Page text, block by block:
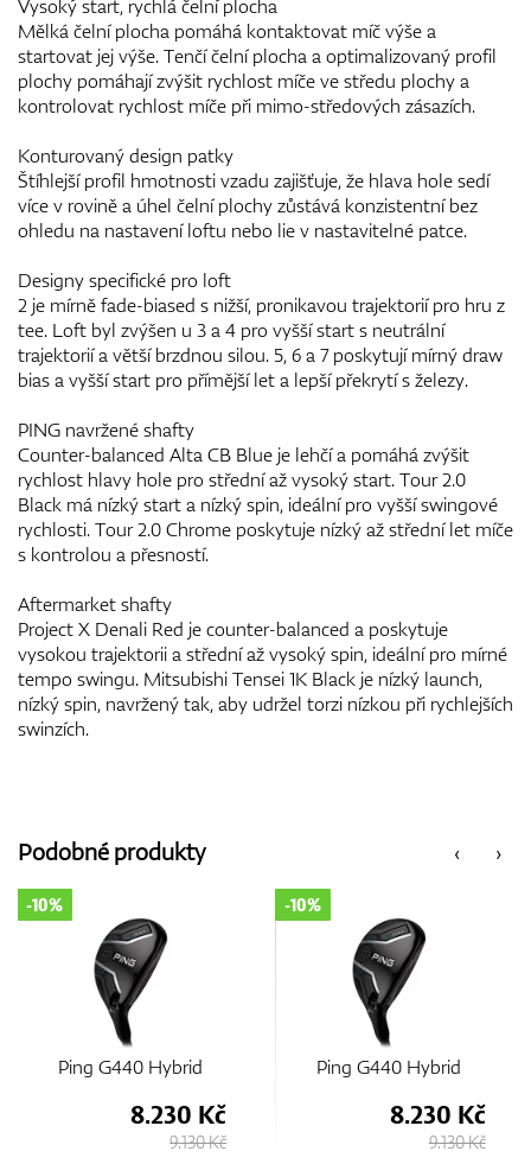
Vysoký start, rychlá čelní plocha
Mělká čelní plocha pomáhá kontaktovat míč výše a
startovat jej výše. Tenčí čelní plocha a optimalizovaný profil
plochy pomáhají zvýšit rychlost míče ve středu plochy a
kontrolovat rychlost míče při mimo-středových zásazích.
Konturovaný design patky
Štíhlejší profil hmotnosti vzadu zajišťuje, že hlava hole sedí
více v rovině a úhel čelní plochy zůstává konzistentní bez
ohledu na nastavení loftu nebo lie v nastavitelné patce.
Designy specifické pro loft
2 je mírně fade-biased s nižší, pronikavou trajektorií pro hru z
tee. Loft byl zvýšen u 3 a 4 pro vyšší start s neutrální
trajektorií a větší brzdnou silou. 5, 6 a 7 poskytují mírný draw
bias a vyšší start pro přímější let a lepší překrytí s železy.
PING navržené shafty
Counter-balanced Alta CB Blue je lehčí a pomáhá zvýšit
rychlost hlavy hole pro střední až vysoký start. Tour 2.0
Black má nízký start a nízký spin, ideální pro vyšší swingové
rychlosti. Tour 2.0 Chrome poskytuje nízký až střední let míče
s kontrolou a přesností.
Aftermarket shafty
Project X Denali Red je counter-balanced a poskytuje
vysokou trajektorii a střední až vysoký spin, ideální pro mírné
tempo swingu. Mitsubishi Tensei 1K Black je nízký launch,
nízký spin, navržený tak, aby udržel torzi nízkou při rychlejších
swinzích.
‹
Podobné produkty ›
Ping G440 Hybrid
-10%
8.230 Kč
9.130 Kč
Ping G440 Hybrid
-10%
8.230 Kč
9.130 Kč